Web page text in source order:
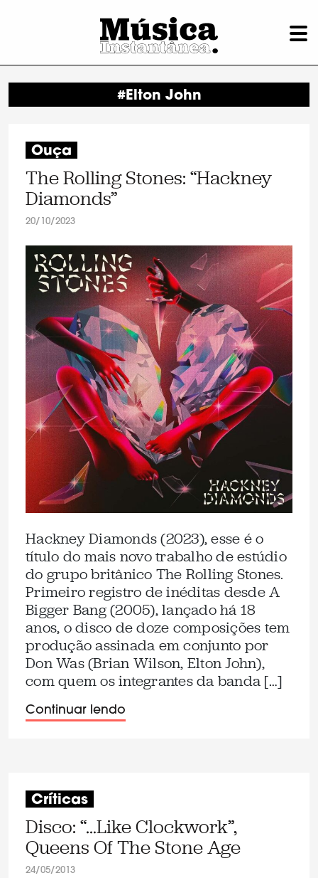
#Elton John
Ouça
The Rolling Stones: “Hackney
Diamonds”
20/10/2023
Hackney Diamonds (2023), esse é o
título do mais novo trabalho de estúdio
do grupo britânico The Rolling Stones.
Primeiro registro de inéditas desde A
Bigger Bang (2005), lançado há 18
anos, o disco de doze composições tem
produção assinada em conjunto por
Don Was (Brian Wilson, Elton John),
com quem os integrantes da banda […]
Continuar lendo
Críticas
Disco: “…Like Clockwork”,
Queens Of The Stone Age
24/05/2013